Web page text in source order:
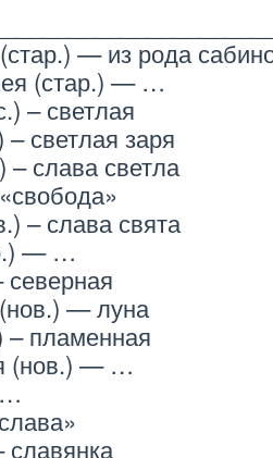
— из рода
(стар.) — …
– светлая
светлая заря
– слава светла
– слава свята
— …
— луна
пламенная
(нов.) — …